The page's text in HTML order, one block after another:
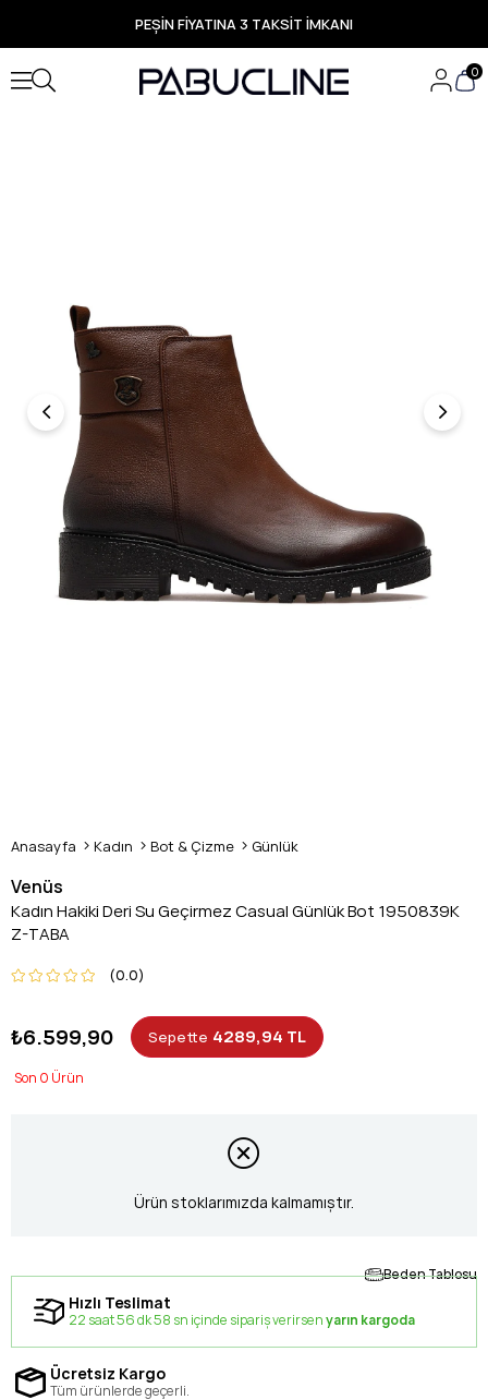
PEŞİN FİYATINA 3 TAKSİT İMKANI
TÜM ÜRÜNLERDE ÜCRETSİZ KARGO
Yeni Sezon Ürünlerde Özel Fırsatlar
Seçili Ürünlerde Hızlı Teslimat
0
Anasayfa Kadın Bot & Çizme Günlük
Venüs
Kadın Hakiki Deri Su Geçirmez Casual Günlük Bot 1950839K
Z-TABA
0.0
₺6.599,90 Sepette 4289,94 TL
0
Ürün stoklarımızda kalmamıştır.
Beden Tablosu
Hızlı Teslimat
22 saat 56 dk 57 sn içinde sipariş verirsenyarın kargoda
Ücretsiz Kargo
Tüm ürünlerde geçerli.